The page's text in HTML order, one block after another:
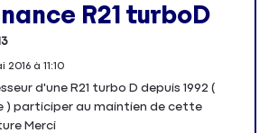
R21 turboD
2016à 11:10
d'une R21 turbo D depuis 1992 (
) participer au maintien de cette
Merci